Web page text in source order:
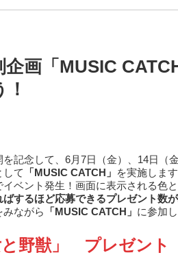
企画「MUSIC
記念して、6月7日（金）、14日（
して 「MUSIC CATCH」 を実施します
ベント発生！画面に表示される色
ばするほど応募できるプレゼント数が
ながら 「MUSIC CATCH」 に参加
と野獣」 プレゼント